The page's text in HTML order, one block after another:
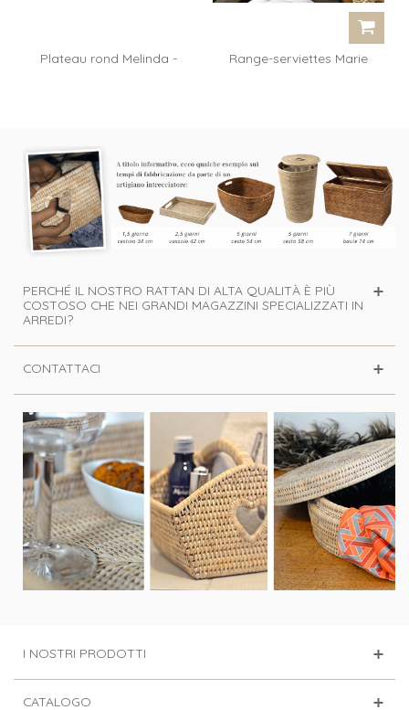
Plateau rond Melinda -
Range-serviettes Marie
PERCHÉ IL NOSTRO RATTAN DI ALTA QUALITÀ È PIÙ
COSTOSO CHE NEI GRANDI MAGAZZINI SPECIALIZZATI IN
ARREDI?
CONTATTACI
I NOSTRI PRODOTTI
CATALOGO